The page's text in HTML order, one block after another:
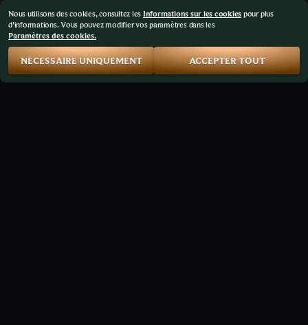
Nous utilisons des cookies, consultez les Informations sur les cookies pour plus
d'informations. Vous pouvez modifier vos paramètres dans les
Paramètres des cookies.
NÉCESSAIRE UNIQUEMENT ACCEPTER TOUT